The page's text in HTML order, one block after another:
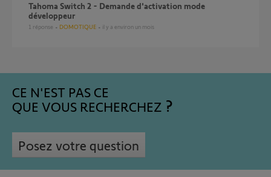
Tahoma Switch 2 - Demande d'activation mode
développeur
1 réponse DOMOTIQUE il y a environ un mois
CE N'EST PAS CE
QUE VOUS RECHERCHEZ
Posez votre question